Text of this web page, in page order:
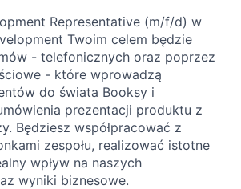
Representative (m/f/d) w
Twoim celem będzie
- telefonicznych oraz poprzez
- które wprowadzą
do świata Booksy i
prezentacji produktu z
Będziesz współpracować z
zespołu, realizować istotne
wpływ na naszych
wyniki biznesowe.